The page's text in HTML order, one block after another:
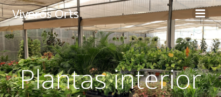
Saltar
al
contenido
Viveros Orts
Plantas interior